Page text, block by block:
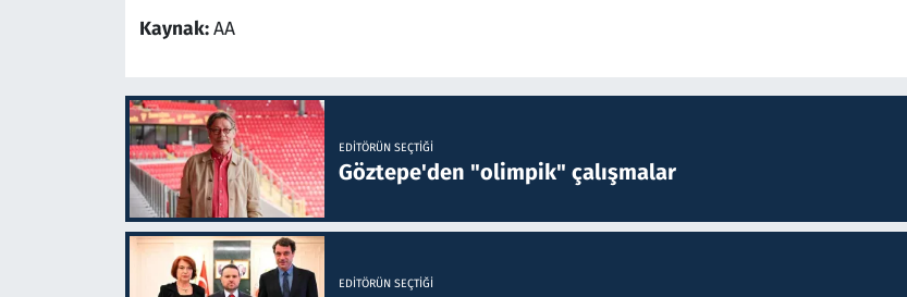
Kaynak:AA
EDITÖRÜN SEÇTIĞI
Göztepe'den "olimpik" çalışmalar
EDITÖRÜN SEÇTIĞI